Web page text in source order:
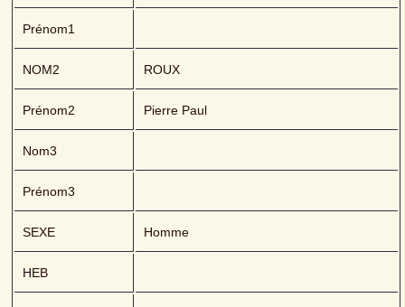
Prénom1
NOM2 ROUX
Prénom2 Pierre Paul
Nom3
Prénom3
SEXE Homme
HEB